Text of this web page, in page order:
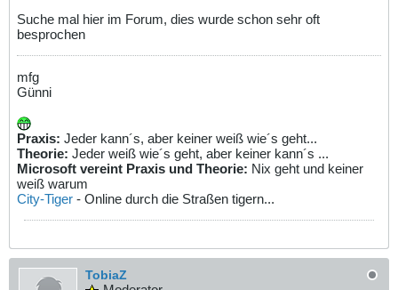
Suche mal hier im Forum, dies wurde schon sehr oft
besprochen
mfg
Günni
Praxis: Jeder kann´s, aber keiner weiß wie´s geht...
Theorie: Jeder weiß wie´s geht, aber keiner kann´s ...
Microsoft vereint Praxis und Theorie: Nix geht und keiner
weiß warum
City-Tiger - Online durch die Straßen tigern...
TobiaZ